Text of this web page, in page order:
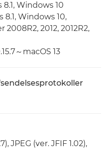
Windows 10
Windows 10,
2012, 2012R2,
～macOS 13
JPEG (ver. JFIF 1.02),